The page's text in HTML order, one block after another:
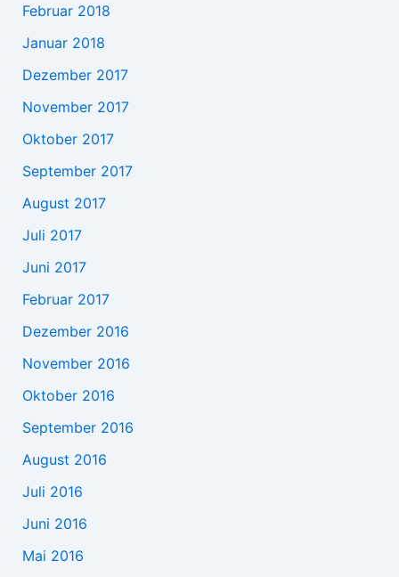
Februar 2018
Januar 2018
Dezember 2017
November 2017
Oktober 2017
September 2017
August 2017
Juli 2017
Juni 2017
Februar 2017
Dezember 2016
November 2016
Oktober 2016
September 2016
August 2016
Juli 2016
Juni 2016
Mai 2016